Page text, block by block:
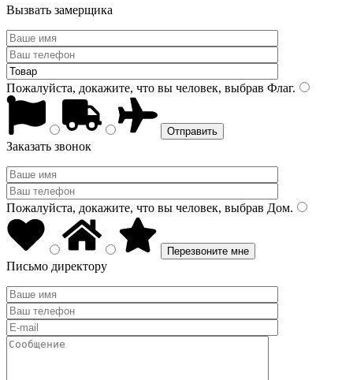
Вызвать замерщика
Пожалуйста, докажите, что вы человек, выбрав Флаг.
Заказать звонок
Пожалуйста, докажите, что вы человек, выбрав Дом.
Письмо директору